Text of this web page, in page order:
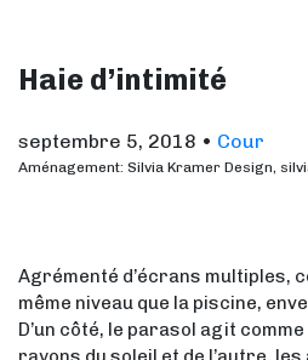
Haie d’intimité
septembre 5, 2018 • Cour
Aménagement: Silvia Kramer Design,
Agrémenté d’écrans multiples,
même niveau que la piscine,
D’un côté, le parasol agit